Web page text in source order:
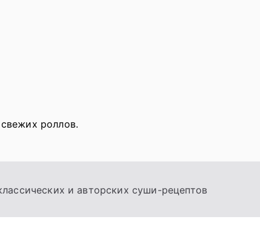
роллов.
и авторских суши-рецептов